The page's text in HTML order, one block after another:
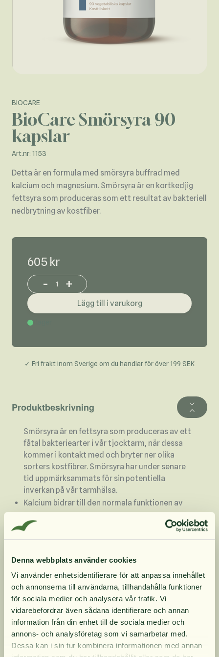
Denna webbplats använder cookies
Vi använder enhetsidentifierare för att anpassa innehållet
och annonserna till användarna, tillhandahålla funktioner
för sociala medier och analysera vår trafik. Vi
vidarebefordrar även sådana identifierare och annan
information från din enhet till de sociala medier och
annons- och analysföretag som vi samarbetar med.
Dessa kan i sin tur kombinera informationen med annan
BIOCARE
BioCare Smörsyra 90
kapslar
Art.nr: 1153
Detta är en formula med smörsyra buffrad med
kalcium och magnesium. Smörsyra är en kortkedjig
fettsyra som produceras som ett resultat av bakteriell
nedbrytning av kostfiber.
605 kr
Increase or decrease product quantity
- +
Lägg till i varukorg
✓ Fri frakt inom Sverige om du handlar för över 199 SEK
Produktbeskrivning
Smörsyra är en fettsyra som produceras av ett
fåtal bakteriearter i vår tjocktarm, när dessa
kommer i kontakt med och bryter ner olika
sorters kostfibrer. Smörsyra har under senare
tid uppmärksammats för sin potentiella
inverkan på vår tarmhälsa.
Kalcium bidrar till den normala funktionen av
Ger en höggradig smörsyra formel buffrad med
Produktinformation
Innehåll
Dosering
10% rabatt på
din första order